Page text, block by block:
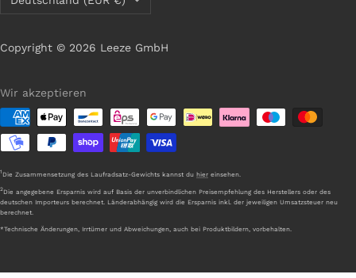
Copyright © 2026 Leeze GmbH
Wir akzeptieren
1 Die Zusammensetzung des Laufradsatz-Gewichts kannst du hier einsehen.
2Die angegebene Ersparnis wird auf Basis der unverbindlichen Preisempfehlung des Herstellers oder des
deutschen Importeurs berechnet. Länderabhängig wird die Ersparnis inkl. der jeweiligen Umsatzsteuer neu
berechnet.
*Technische Änderungen, Irrtümer und Abweichungen, auch bei Produktbildern, vorbehalten.